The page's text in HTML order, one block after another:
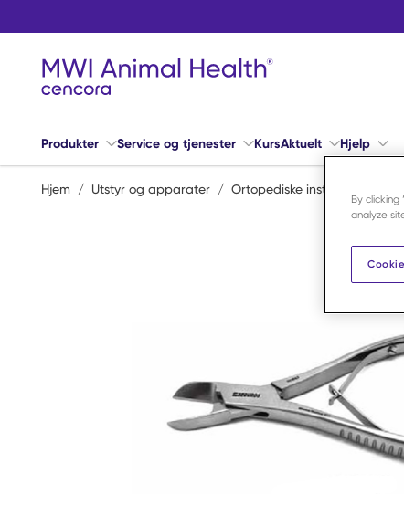
Produkter Service og tjenester KursAktuelt Hjelp
Hjem / Utstyr og apparater / Ortopediske instrumenter og
By
analyze